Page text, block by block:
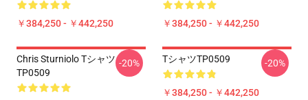
￥384,250 - ￥442,250 ￥384,250 - ￥442,250
Chris Sturniolo Tシャツ
TP0509
-20% TシャツTP0509
￥384,250 - ￥442,250
-20%